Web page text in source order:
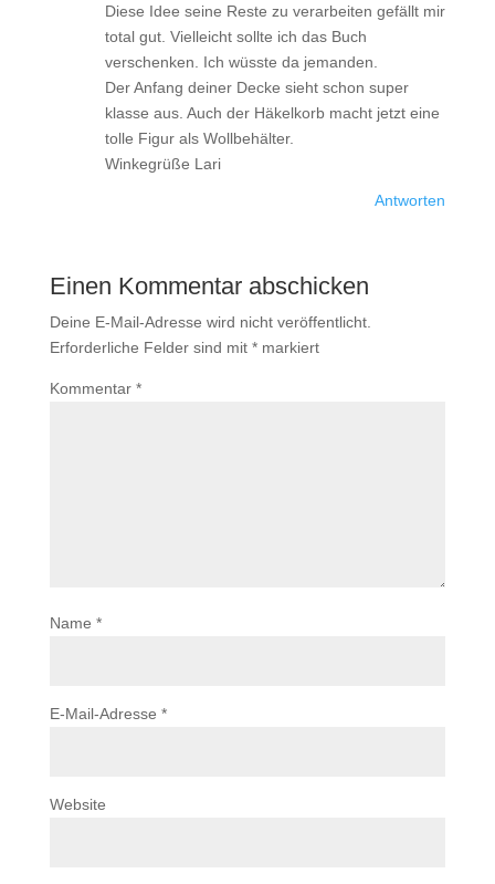
Diese Idee seine Reste zu verarbeiten gefällt mir
total gut. Vielleicht sollte ich das Buch
verschenken. Ich wüsste da jemanden.
Der Anfang deiner Decke sieht schon super
klasse aus. Auch der Häkelkorb macht jetzt eine
tolle Figur als Wollbehälter.
Winkegrüße Lari
Antworten
Einen Kommentar abschicken
Deine E-Mail-Adresse wird nicht veröffentlicht.
Erforderliche Felder sind mit *markiert
Kommentar *
Name *
E-Mail-Adresse *
Website